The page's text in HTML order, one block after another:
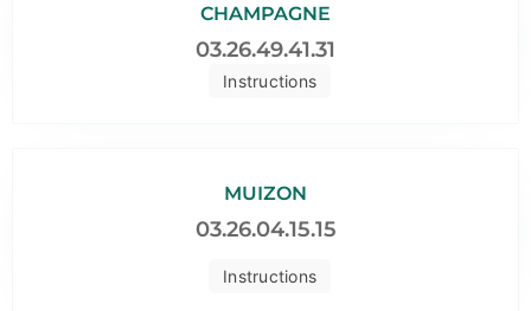
Instructions
CHAMPAGNE
03.26.49.41.31
Instructions
MUIZON
03.26.04.15.15